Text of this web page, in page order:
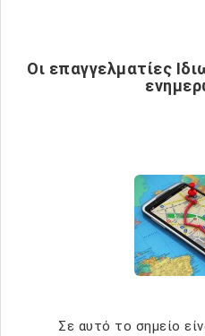
Οι επαγγελματίες
Σε αυτό το σημείο